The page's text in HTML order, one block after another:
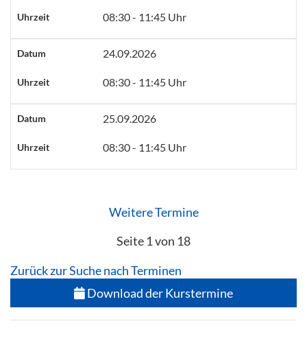
Uhrzeit 08:30 - 11:45 Uhr
Datum 24.09.2026
Uhrzeit 08:30 - 11:45 Uhr
Datum 25.09.2026
Uhrzeit 08:30 - 11:45 Uhr
Weitere Termine
Seite 1 von 18
Zurück zur Suche nach Terminen
Download der Kurstermine